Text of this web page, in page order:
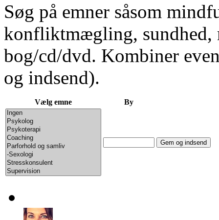
Søg på emner såsom
konfliktmægling, sundhed,
bog/cd/dvd. Kombiner
og indsend).
Vælg emne By